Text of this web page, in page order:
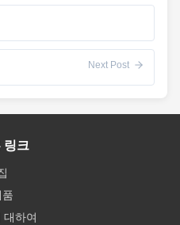
Next Post
링크
대하여